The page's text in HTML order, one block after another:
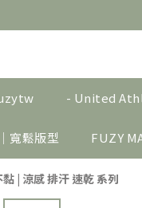
- United
寬鬆版型 FUZY
| 涼感 排汗 速乾 系列